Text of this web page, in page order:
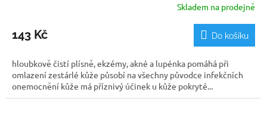
Skladem na prodejně
143 Kč Do košíku
hloubkově čistí plísně, ekzémy, akné a lupénka pomáhá při
omlazení zestárlé kůže působí na všechny původce infekčních
onemocnění kůže má příznivý účinek u kůže pokryté...